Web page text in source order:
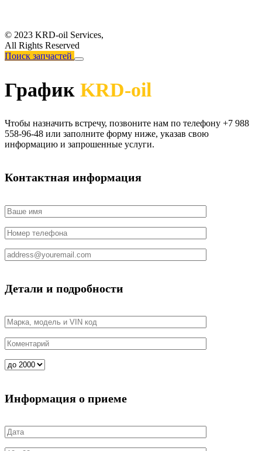
© 2023 KRD-oil Services,
All Rights Reserved
Поиск запчастей
График KRD-oil
Чтобы назначить встречу, позвоните нам по телефону +7 988
558-96-48 или заполните форму ниже, указав свою
информацию и запрошенные услуги.
Контактная информация
Детали и подробности
Информация о приеме